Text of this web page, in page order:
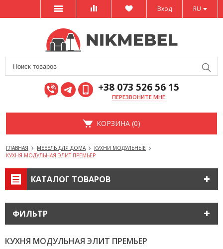
RU
Вход
+38 073 526 56 15
ПЕРЕЗВОНИТЕ МНЕ
КОРЗИНА (0)
ГЛАВНАЯ МЕБЕЛЬ ДЛЯ ДОМА
КУХНИ МОДУЛЬНЫЕ
КУХНЯ МОДУЛЬНАЯ ЭЛИТ ПРЕМЬЕР
КАТАЛОГ ТОВАРОВ
ФИЛЬТР
КУХНЯ МОДУЛЬНАЯ ЭЛИТ ПРЕМЬЕР